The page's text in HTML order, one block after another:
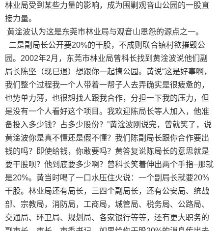
林业局受到某些力量的影响，成为围剿观音山公园的一股直
接力量。
黄淦波认为这是东莞市林业局与观音山恩怨的源点之一。
二是副局长公开要20%的干股，不成则联合镇村欲摧毁公
园。2002年2月，东莞市林业局曾科长找到黄淦波说他们副
局长陈坚（现已退）想跟你一起搞公园。黄说“这是好事啊，
我们整个过程我一个人带着一帮子人去弄确实是很疲惫的，
也势单力薄，也很想找人跟我合作，分担一下我的压力，但
是没有一个人看好这个项目。我欢迎陈局长等人加入，他准
备投入多少钱？占多少股份？”黄淦波刚说完，曾就笑了，说
黄淦波你是真不懂还是假不懂？我们陈副局长跟你合作要出
钱的吗？即使给钱，你敢要吗？黄答复说陈局长的意思就是
要干股呗？他到底要多少啊？曾科长笑着伸出两个手指–那就
是20%。黄当时喝了一口水压住火说：一个副局长就要20%
干股。林业局还有局长，三四个副局长，还有公安局、统战
部、宗教局，消防局，工商局，城管局、税务局、公路局、
交通局、环卫局、规划局、各家银行等等，还有更大职务的